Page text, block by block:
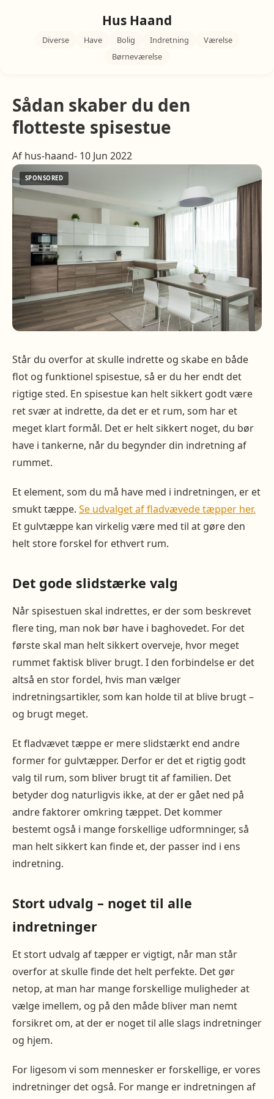
Hus Haand
Diverse Have Bolig Indretning
Værelse
Børneværelse
Sådan skaber du den
flotteste spisestue
Af hus-haand- 10 Jun 2022
Står du overfor at skulle indrette og skabe en både
flot og funktionel spisestue, så er du her endt det
rigtige sted. En spisestue kan helt sikkert godt være
ret svær at indrette, da det er et rum, som har et
meget klart formål. Det er helt sikkert noget, du bør
have i tankerne, når du begynder din indretning af
rummet.
Et element, som du må have med i indretningen, er et
smukt tæppe. Se udvalget af fladvævede tæpper her.
Et gulvtæppe kan virkelig være med til at gøre den
helt store forskel for ethvert rum.
Det gode slidstærke valg
Når spisestuen skal indrettes, er der som beskrevet
flere ting, man nok bør have i baghovedet. For det
første skal man helt sikkert overveje, hvor meget
rummet faktisk bliver brugt. I den forbindelse er det
altså en stor fordel, hvis man vælger
indretningsartikler, som kan holde til at blive brugt –
og brugt meget.
Et fladvævet tæppe er mere slidstærkt end andre
former for gulvtæpper. Derfor er det et rigtig godt
valg til rum, som bliver brugt tit af familien. Det
betyder dog naturligvis ikke, at der er gået ned på
andre faktorer omkring tæppet. Det kommer
bestemt også i mange forskellige udformninger, så
man helt sikkert kan finde et, der passer ind i ens
indretning.
Stort udvalg – noget til alle
indretninger
Et stort udvalg af tæpper er vigtigt, når man står
overfor at skulle finde det helt perfekte. Det gør
netop, at man har mange forskellige muligheder at
vælge imellem, og på den måde bliver man nemt
forsikret om, at der er noget til alle slags indretninger
og hjem.
For ligesom vi som mennesker er forskellige, er vores
indretninger det også. For mange er indretningen af